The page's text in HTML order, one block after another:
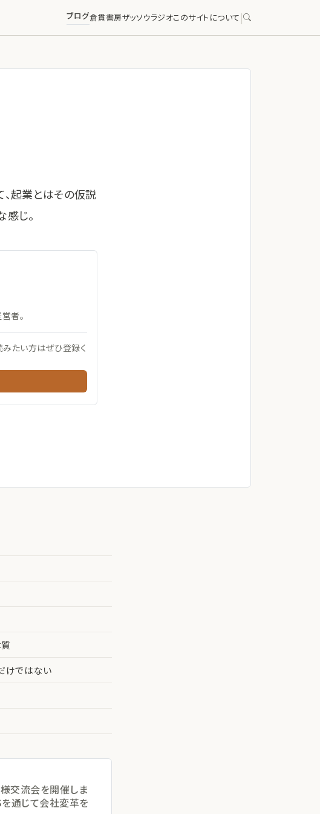
ブログ倉貫書房ザッソウラジオこのサイトについて |
起業とはその仮説
じ。
者。
たい方はぜひ登録く
けではない
交流会を開催しま
通じて会社変革を